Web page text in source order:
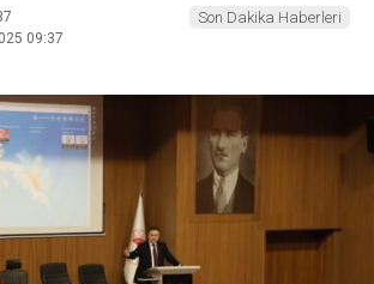
09:37
Son Dakika Haberleri